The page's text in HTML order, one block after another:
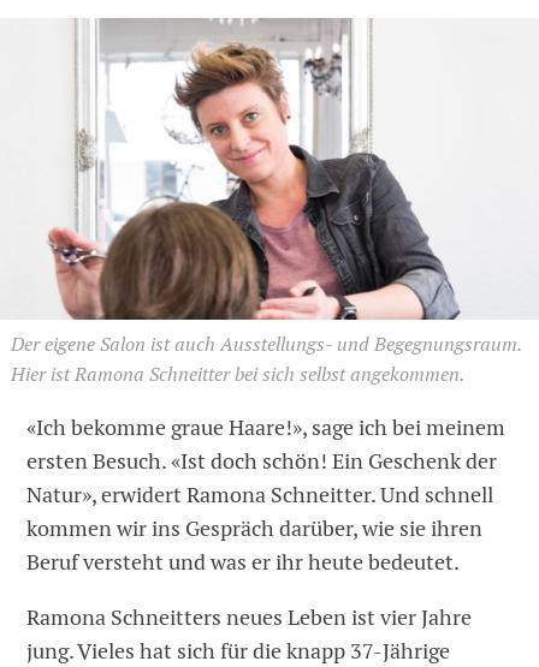
Der eigene Salon ist auch Ausstellungs- und Begegnungsraum.
Hier ist Ramona Schneitter bei sich selbst angekommen.
«Ich bekomme graue Haare!», sage ich bei meinem
ersten Besuch. «Ist doch schön! Ein Geschenk der
Natur», erwidert Ramona Schneitter. Und schnell
kommen wir ins Gespräch darüber, wie sie ihren
Beruf versteht und was er ihr heute bedeutet.
Ramona Schneitters neues Leben ist vier Jahre
jung. Vieles hat sich für die knapp 37-Jährige